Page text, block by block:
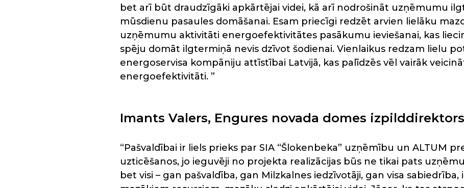
bet arī būt draudzīgāki apkārtējai videi, kā arī nodrošināt uzņēmumu
mūsdienu pasaules domāšanai. Esam priecīgi redzēt arvien lielāku
uzņēmumu aktivitāti energoefektivitātes pasākumu ieviešanai, kas
spēju domāt ilgtermiņā nevis dzīvot šodienai. Vienlaikus redzam lielu
energoservisa kompāniju attīstībai Latvijā, kas palīdzēs vēl vairāk
energoefektivitāti. ”
Imants Valers, Engures novada domes
“Pašvaldībai ir liels prieks par SIA “Šlokenbeka” uzņēmību un ALTUM
uzticēšanos, jo ieguvēji no projekta realizācijas būs ne tikai pats
bet visi – gan pašvaldība, gan Milzkalnes iedzīvotāji, gan visa